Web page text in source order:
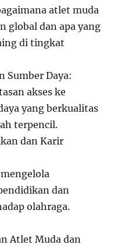
atlet muda
global dan apa yang
di tingkat
Sumber Daya:
akses ke
yang berkualitas
terpencil.
dan Karir
dan
olahraga.
Atlet Muda dan